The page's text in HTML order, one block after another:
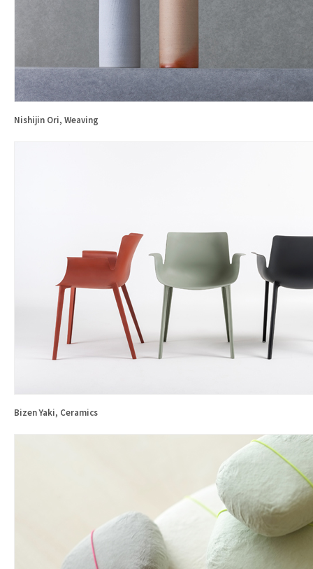
Nishijin Ori, Weaving
Bizen Yaki, Ceramics